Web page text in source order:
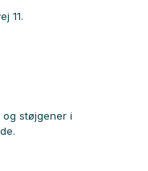
11.
støjgener i